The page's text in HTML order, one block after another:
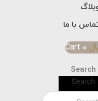
با ما
0
Cart
Search
Search